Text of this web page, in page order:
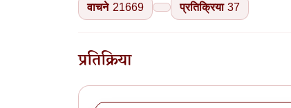
वाचने 21669 प्रतिक्रिया 37
प्रतिक्रिया